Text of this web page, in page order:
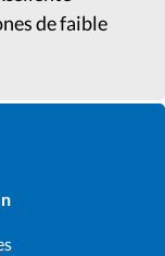
de faible